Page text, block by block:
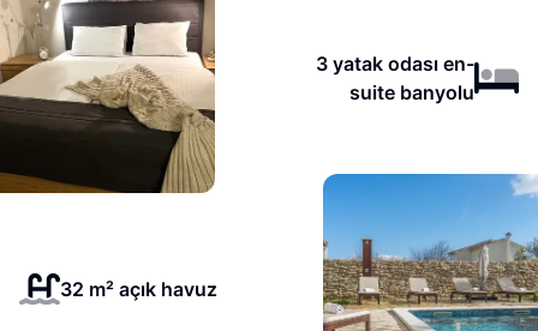
3 yatak odası en-
suite banyolu
32 m² açık havuz